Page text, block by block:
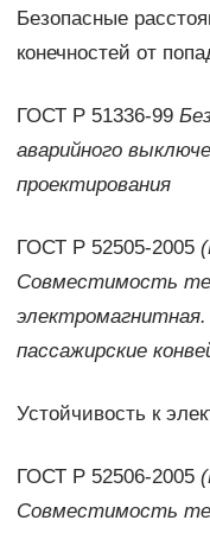
Безопасные
конечностей от
ГОСТ Р 51336-99
аварийного
проектирования
ГОСТ Р 52505-2005
Совместимость
пассажирские
Устойчивость к
ГОСТ Р 52506-2005
Совместимость